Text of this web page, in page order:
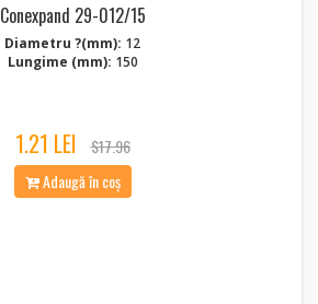
Conexpand 29-012/15
Diametru ?(mm): 12
Lungime (mm): 150
1.21 LEI
$17.96
Adaugă în coș